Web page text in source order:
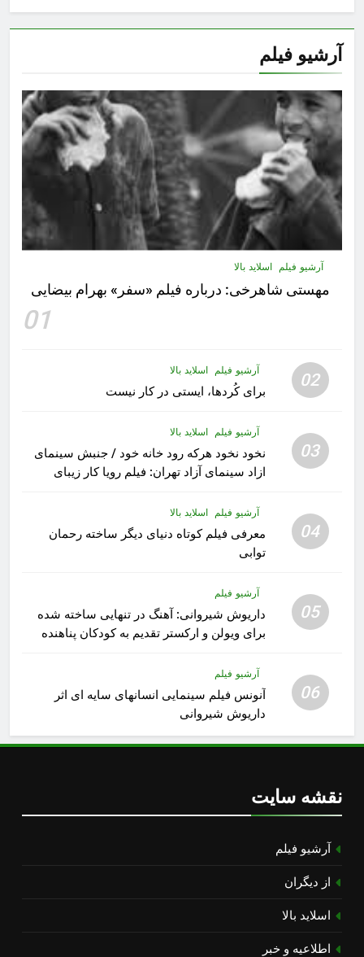
آرشیو فیلم
آرشیو فیلم اسلاید بالا
مهستى شاهرخى:‌ درباره فيلم «سفر» بهرام بیضایی
01
02 آرشیو فیلم اسلاید بالا
برای کُردها، ایستی در کار نیست
03
آرشیو فیلم اسلاید بالا
نخود نخود هرکه رود خانه خود / جنبش سینمای
ازاد سینمای آزاد تهران: فیلم رویا کار زیبای
04
آرشیو فیلم اسلاید بالا
معرفی فیلم کوتاه دنیای دیگر ساخته رحمان
توابی
05
آرشیو فیلم
داریوش شیروانی: آهنگ در تنهایی ساخته شده
برای ویولن و ارکستر تقدیم به کودکان پناهنده
06
آرشیو فیلم
آنونس فیلم سینمایی انسانهای سایه ای اثر
داریوش شیروانی
نقشه سایت
آرشیو فیلم
از دیگران
اسلاید بالا
اطلاعیه و خبر